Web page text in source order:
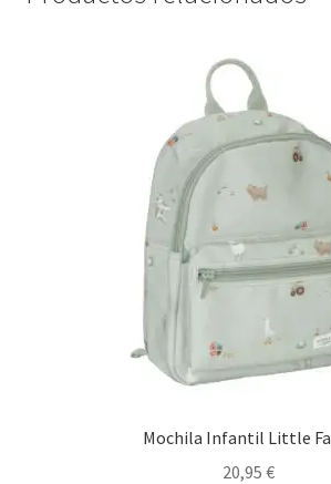
Mochila Infantil Little
20,95 €